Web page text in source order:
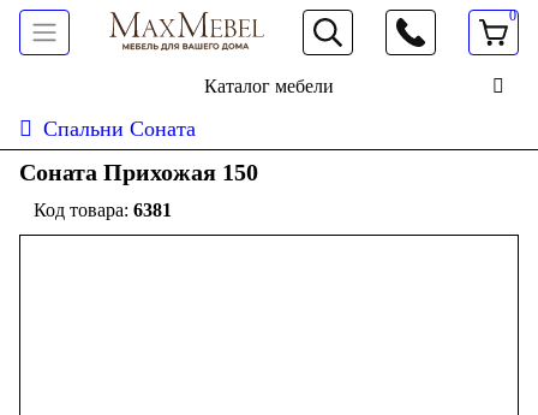
066 472 19 61
0
Каталог мебели
Спальни Соната
Соната Прихожая 150
6381